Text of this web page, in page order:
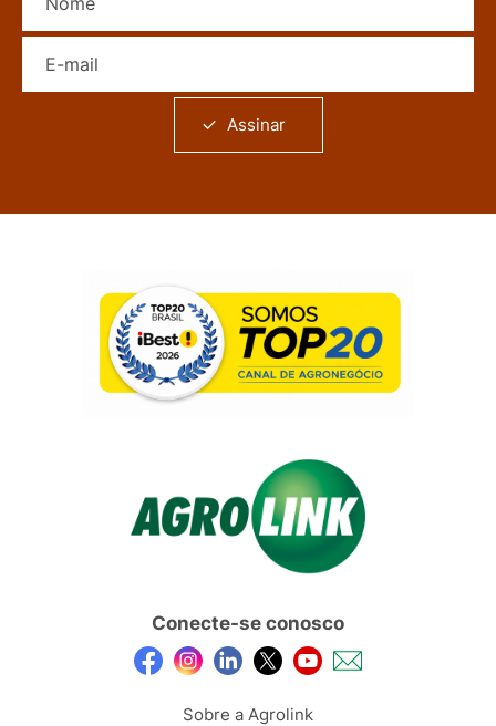
Assinar
Conecte-se conosco
Sobre a Agrolink